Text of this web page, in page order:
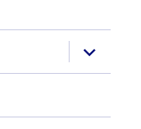
anzeigen